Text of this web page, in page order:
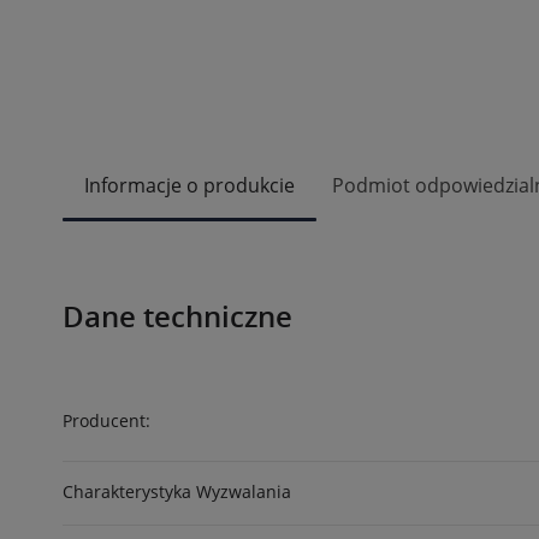
Informacje o produkcie Podmiot
Dane techniczne
Producent:
Charakterystyka Wyzwalania